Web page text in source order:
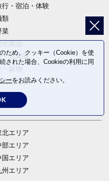
行・宿泊・体験
類
菜
・乳製品
礼品なし
北エリア
部エリア
国エリア
州エリア
ため、クッキー（Cookie）を使
された場合、Cookieの利用に同
ーをお読みください。